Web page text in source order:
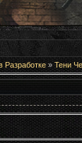
Разработке» Тени